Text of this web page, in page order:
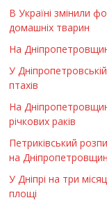
В Україні змінили
домашніх тварин
На
У
птахів
На
річкових раків
Петриківський
на
У Дніпрі на три
площі